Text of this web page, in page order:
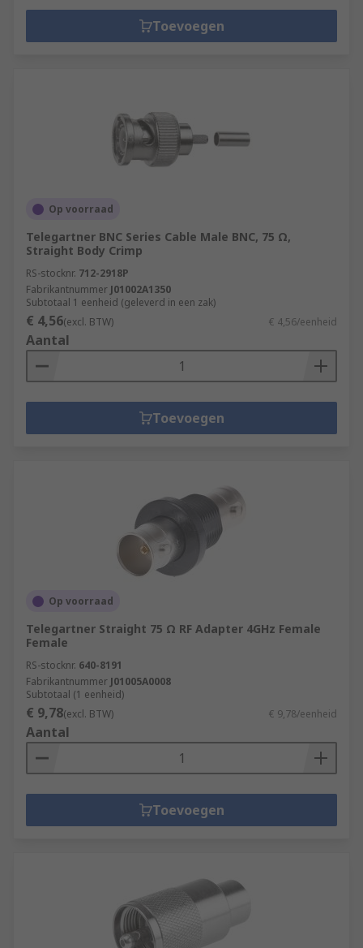
Toevoegen
Op voorraad
Telegartner BNC Series Cable Male BNC, 75 Ω,
Straight Body Crimp
RS-stocknr. 712-2918P
Fabrikantnummer J01002A1350
Subtotaal 1 eenheid (geleverd in een zak)
€ 4,56(excl. BTW) € 4,56/eenheid
Aantal
Toevoegen
Op voorraad
Telegartner Straight 75 Ω RF Adapter 4GHz Female
Female
RS-stocknr. 640-8191
Fabrikantnummer J01005A0008
Subtotaal (1 eenheid)
€ 9,78(excl. BTW) € 9,78/eenheid
Aantal
Toevoegen